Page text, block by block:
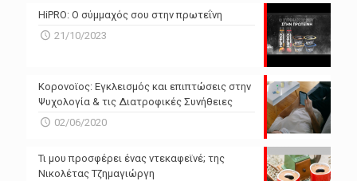
N/A
Powered by Forecast.io
HiPRO: Ο σύμμαχός σου στην πρωτεΐνη
21/10/2023
Κορονοϊος: Εγκλεισμός και επιπτώσεις στην
Ψυχολογία & τις Διατροφικές Συνήθειες
02/06/2020
Τι μου προσφέρει ένας ντεκαφεϊνέ; της
Νικολέτας Τζημαγιώργη